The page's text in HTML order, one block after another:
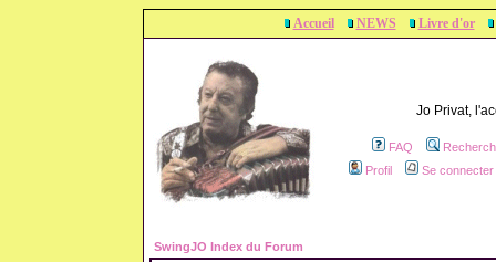
Accueil NEWS Livre d'or
Jo Privat,
FAQ
Profil
Se
SwingJO Index du Forum